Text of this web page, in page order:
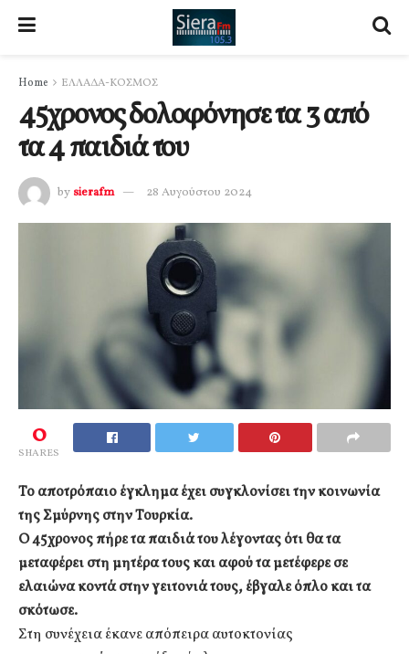
Home ΕΛΛΑΔΑ-ΚΟΣΜΟΣ
45χρονος δολοφόνησε τα 3 από
τα 4 παιδιά του
by sierafm 28 Αυγούστου 2024
0
SHARES
Το αποτρόπαιο έγκλημα έχει συγκλονίσει την κοινωνία
της Σμύρνης στην Τουρκία.
Ο 45χρονος πήρε τα παιδιά του λέγοντας ότι θα τα
μεταφέρει στη μητέρα τους και αφού τα μετέφερε σε
ελαιώνα κοντά στην γειτονιά τους, έβγαλε όπλο και τα
σκότωσε.
Στη συνέχεια έκανε απόπειρα αυτοκτονίας